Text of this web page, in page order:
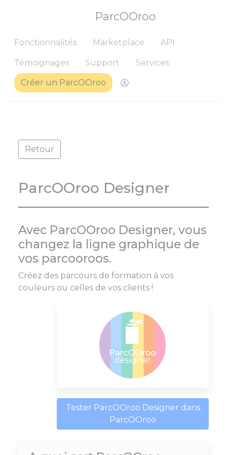
ParcOOroo
Fonctionnalités Marketplace API
Témoignages Support Services
Créer un ParcOOroo Me connecter pour
Retour
ParcOOroo Designer
Avec ParcOOroo Designer, vous
changez la ligne graphique de
vos parcooroos.
Créez des parcours de formation à vos
couleurs ou celles de vos clients !
Tester ParcOOroo Designer dans
ParcOOroo